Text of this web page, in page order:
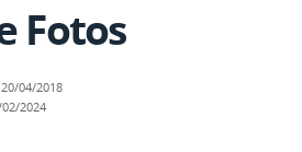
Fotos
20/04/2018
2024